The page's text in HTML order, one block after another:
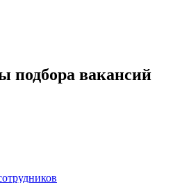
подбора вакансий